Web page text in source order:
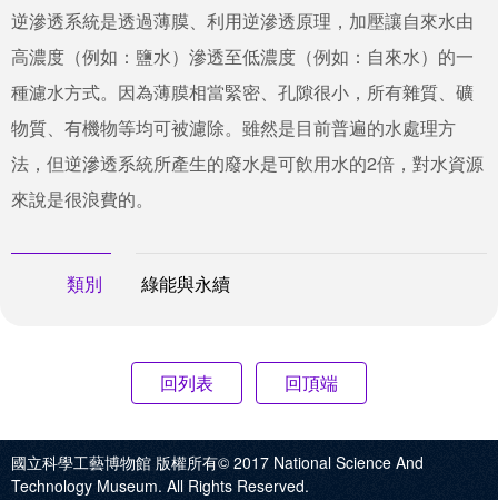
逆滲透系統是透過薄膜、利用逆滲透原理，加壓讓自來水由
高濃度（例如：鹽水）滲透至低濃度（例如：自來水）的一
種濾水方式。因為薄膜相當緊密、孔隙很小，所有雜質、礦
物質、有機物等均可被濾除。雖然是目前普遍的水處理方
法，但逆滲透系統所產生的廢水是可飲用水的2倍，對水資源
來說是很浪費的。
類別 綠能與永續
回頂端
國立科學工藝博物館 版權所有© 2017 National Science And
Technology Museum. All Rights Reserved.